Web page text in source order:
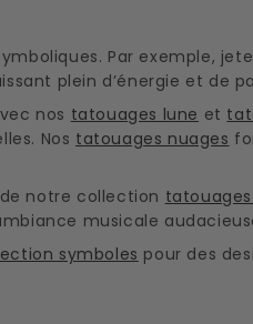
Par exemple,
plein d’énergie et de
nos tatouages lune et
Nos tatouages nuages
notre collection
musicale
symboles pour des